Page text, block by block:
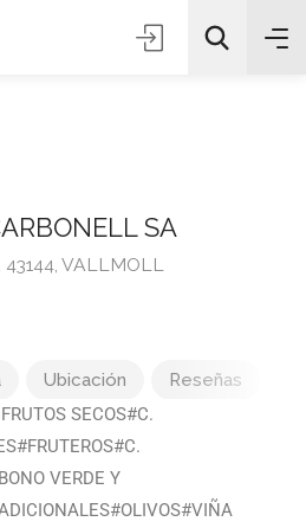
SA
Ubicación
Reseñas
SECOS#C.
VERDE Y